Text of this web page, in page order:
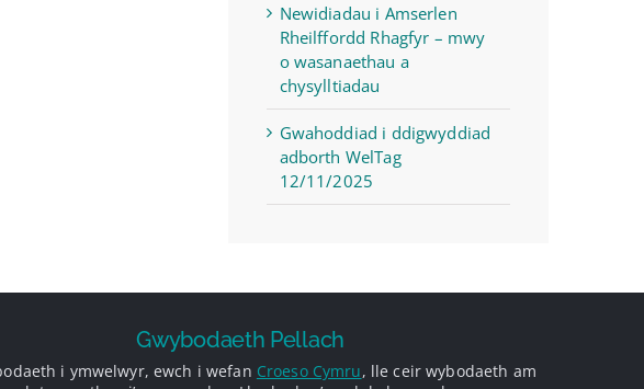
Newidiadau i Amserlen
Rheilffordd Rhagfyr – mwy
o wasanaethau a
chysylltiadau
Gwahoddiad i ddigwyddiad
adborth WelTag
12/11/2025
Gwybodaeth Pellach
i ymwelwyr, ewch i wefan Croeso Cymru, lle ceir wybodaeth am